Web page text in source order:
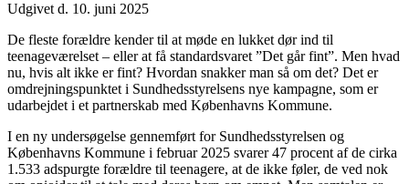
Udgivet d. 10. juni 2025
De fleste forældre kender til at møde en lukket dør ind til
teenageværelset – eller at få standardsvaret ”Det går fint”. Men hvad
nu, hvis alt ikke er fint? Hvordan snakker man så om det? Det er
omdrejningspunktet i Sundhedsstyrelsens nye kampagne, som er
udarbejdet i et partnerskab med Københavns Kommune.
I en ny undersøgelse gennemført for Sundhedsstyrelsen og
Københavns Kommune i februar 2025 svarer 47 procent af de cirka
1.533 adspurgte forældre til teenagere, at de ikke føler, de ved nok